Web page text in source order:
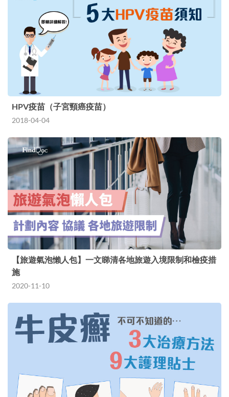
HPV疫苗（子宮頸癌疫苗）
2018-04-04
【旅遊氣泡懶人包】一文睇清各地旅遊入境限制和檢疫措
施
2020-11-10